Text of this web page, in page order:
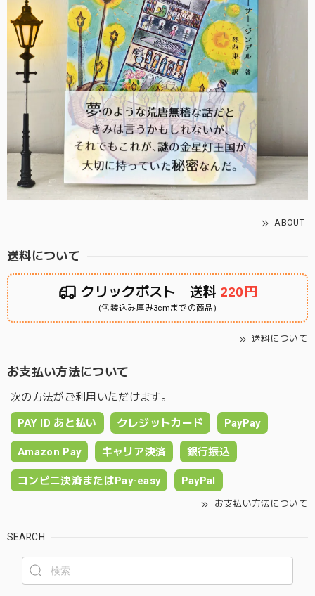
ABOUT
送料について
クリックポスト 送料 220円
(包装込み厚み3cmまでの商品)
送料について
お支払い方法について
次の方法がご利用いただけます。
PAY ID あと払い クレジットカード PayPay
Amazon Pay キャリア決済 銀行振込
コンビニ決済またはPay-easy PayPal
お支払い方法について
SEARCH